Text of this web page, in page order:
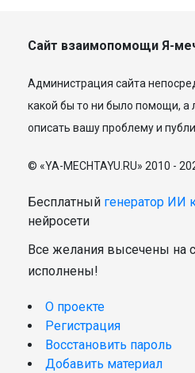
Сайт взаимопомощи Я-
Администрация сайта
какой бы то ни было помощи, а
описать вашу проблему и
© «YA-MECHTAYU.RU» 2010 -
Бесплатный генератор ИИ
нейросети
Все желания высечены на
исполнены!
О проекте
Регистрация
Восстановить пароль
Добавить материал